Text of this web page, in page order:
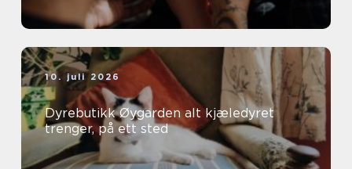
10. juli 2026
Dyrebutikk Øygarden alt kjæledyret
trenger, på ett sted